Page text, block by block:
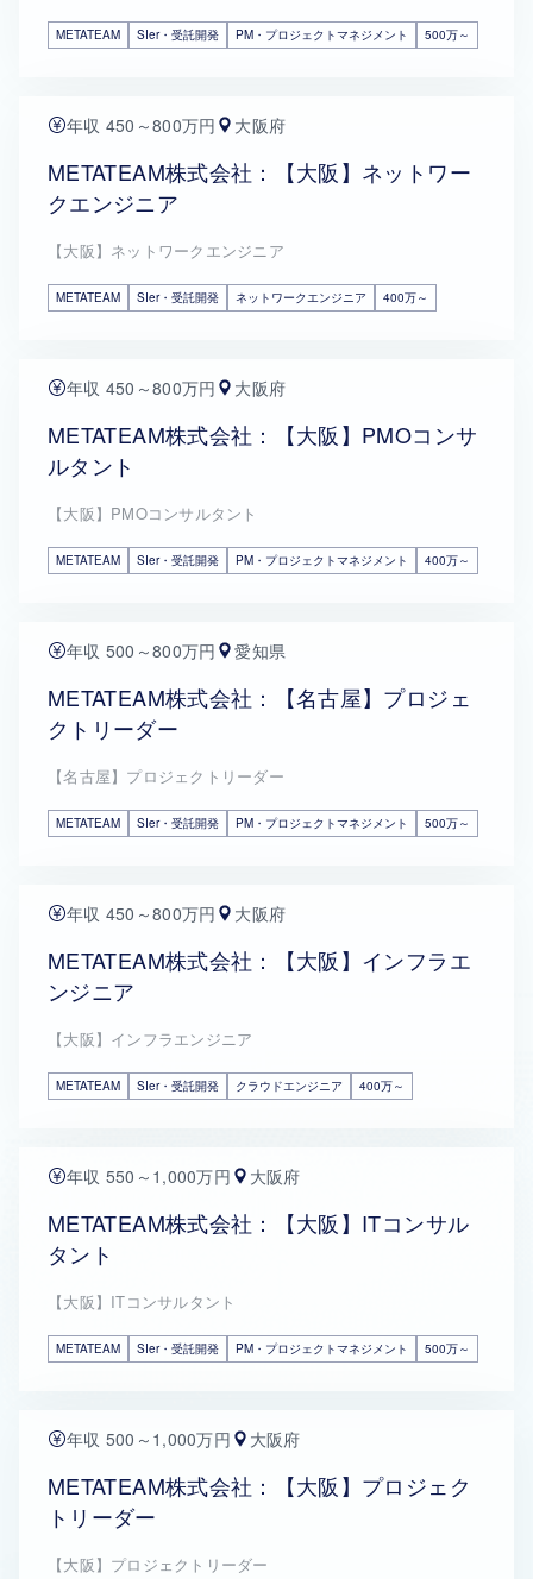
METATEAM SIer・受託開発 PM・プロジェクトマネジメント 500万～
年収 450～800万円 大阪府
METATEAM株式会社：【大阪】ネットワー
クエンジニア
【大阪】ネットワークエンジニア
METATEAM SIer・受託開発 ネットワークエンジニア 400万～
年収 450～800万円 大阪府
METATEAM株式会社：【大阪】PMOコンサ
ルタント
【大阪】PMOコンサルタント
METATEAM SIer・受託開発 PM・プロジェクトマネジメント 400万～
年収 500～800万円 愛知県
METATEAM株式会社：【名古屋】プロジェ
クトリーダー
【名古屋】プロジェクトリーダー
METATEAM SIer・受託開発 PM・プロジェクトマネジメント 500万～
年収 450～800万円 大阪府
METATEAM株式会社：【大阪】インフラエ
ンジニア
【大阪】インフラエンジニア
METATEAM SIer・受託開発 クラウドエンジニア 400万～
年収 550～1,000万円 大阪府
METATEAM株式会社：【大阪】ITコンサル
タント
【大阪】ITコンサルタント
METATEAM SIer・受託開発 PM・プロジェクトマネジメント 500万～
年収 500～1,000万円 大阪府
METATEAM株式会社：【大阪】プロジェク
トリーダー
【大阪】プロジェクトリーダー